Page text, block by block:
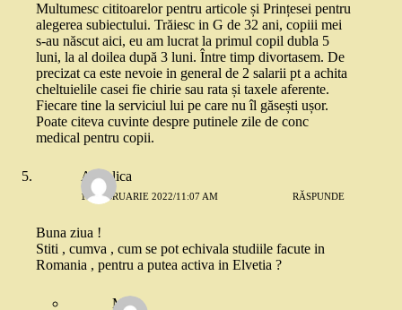
Multumesc cititoarelor pentru articole și Prințesei pentru
alegerea subiectului. Trăiesc in G de 32 ani, copiii mei
s-au născut aici, eu am lucrat la primul copil dubla 5
luni, la al doilea după 3 luni. Între timp divortasem. De
precizat ca este nevoie in general de 2 salarii pt a achita
cheltuielile casei fie chirie sau rata și taxele aferente.
Fiecare tine la serviciul lui pe care nu îl găsești ușor.
Poate citeva cuvinte despre putinele zile de conc
medical pentru copii.
Angelica
17 FEBRUARIE 2022/11:07 AM RĂSPUNDE
Buna ziua !
Stiti , cumva , cum se pot echivala studiile facute in
Romania , pentru a putea activa in Elvetia ?
M